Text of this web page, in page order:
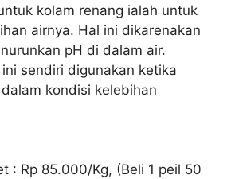
kolam renang ialah untuk
airnya. Hal ini dikarenakan
pH di dalam air.
sendiri digunakan ketika
kondisi kelebihan
: Rp 85.000/Kg, (Beli 1 peil 50